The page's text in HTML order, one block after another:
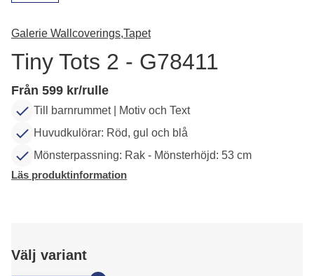
Galerie Wallcoverings,Tapet
Tiny Tots 2 - G78411
Från 599 kr/rulle
Till barnrummet | Motiv och Text
Huvudkulörar: Röd, gul och blå
Mönsterpassning: Rak - Mönsterhöjd: 53 cm
Läs produktinformation
Välj variant